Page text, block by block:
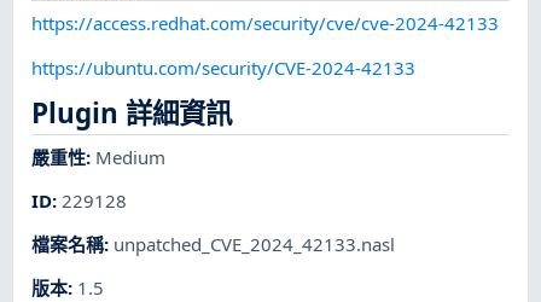
https://access.redhat.com/security/cve/cve-2024-42133
https://ubuntu.com/security/CVE-2024-42133
Plugin 詳細資訊
嚴重性: Medium
ID: 229128
檔案名稱: unpatched_CVE_2024_42133.nasl
版本: 1.5